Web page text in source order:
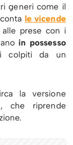
generi come il
le vicende
alle prese con i
in possesso
colpiti da un
la versione
che riprende